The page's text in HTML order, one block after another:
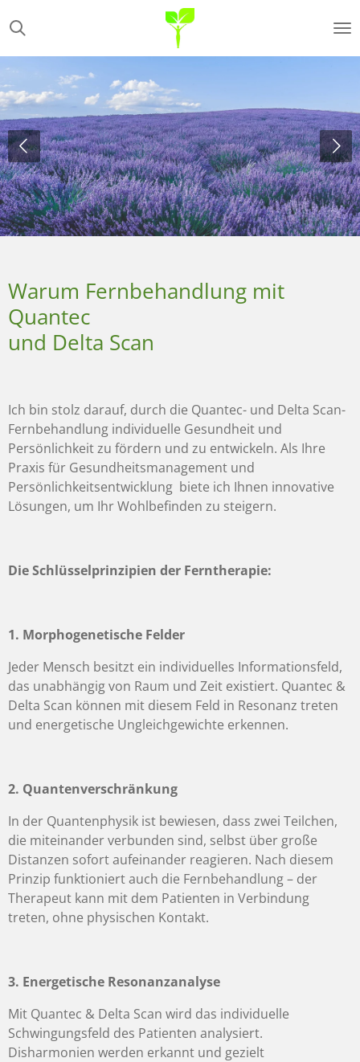
Hauptinhalt
springen
Warum Fernbehandlung mit
Quantec
und Delta Scan
Ich bin stolz darauf, durch die Quantec- und Delta Scan-
Fernbehandlung individuelle Gesundheit und
Persönlichkeit zu fördern und zu entwickeln. Als Ihre
Praxis für Gesundheitsmanagement und
Persönlichkeitsentwicklung biete ich Ihnen innovative
Lösungen, um Ihr Wohlbefinden zu steigern.
Die Schlüsselprinzipien der Ferntherapie:
1. Morphogenetische Felder
Jeder Mensch besitzt ein individuelles Informationsfeld,
das unabhängig von Raum und Zeit existiert. Quantec &
Delta Scan können mit diesem Feld in Resonanz treten
und energetische Ungleichgewichte erkennen.
2. Quantenverschränkung
In der Quantenphysik ist bewiesen, dass zwei Teilchen,
die miteinander verbunden sind, selbst über große
Distanzen sofort aufeinander reagieren. Nach diesem
Prinzip funktioniert auch die Fernbehandlung – der
Therapeut kann mit dem Patienten in Verbindung
treten, ohne physischen Kontakt.
3. Energetische Resonanzanalyse
Mit Quantec & Delta Scan wird das individuelle
Schwingungsfeld des Patienten analysiert.
Disharmonien werden erkannt und gezielt